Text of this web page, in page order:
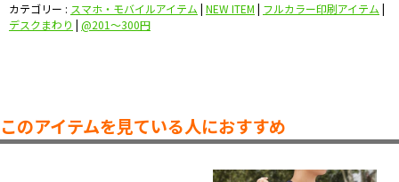
カテゴリー : スマホ・モバイルアイテム | NEW ITEM | フルカラー印刷アイテム |
デスクまわり | @201〜300円
このアイテムを見ている人におすすめ